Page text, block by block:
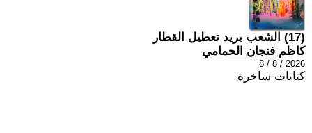
(17) الشعب يريد تعطيل القطار
كاظم فنجان الحمامي
2026 / 8 / 8
كتابات ساخرة